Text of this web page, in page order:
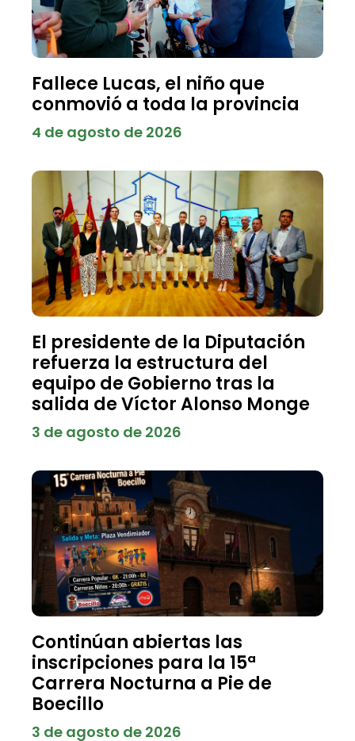
Fallece Lucas, el niño que
conmovió a toda la provincia
4 de agosto de 2026
El presidente de la Diputación
refuerza la estructura del
equipo de Gobierno tras la
salida de Víctor Alonso Monge
3 de agosto de 2026
Continúan abiertas las
inscripciones para la 15ª
Carrera Nocturna a Pie de
Boecillo
3 de agosto de 2026